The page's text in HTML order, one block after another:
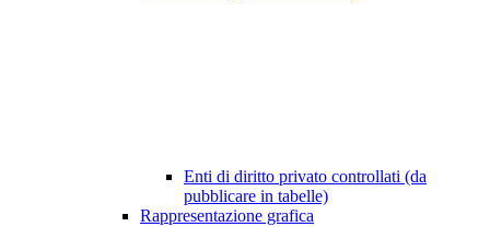
Enti di diritto privato controllati (da
pubblicare in tabelle)
Rappresentazione grafica